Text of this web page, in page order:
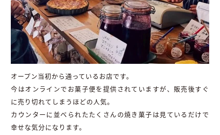
オープン当初から通っているお店です。
今はオンラインでお菓子便を提供されていますが、販売後すぐ
に売り切れてしまうほどの人気。
カウンターに並べられたたくさんの焼き菓子は見ているだけで
幸せな気分になります。